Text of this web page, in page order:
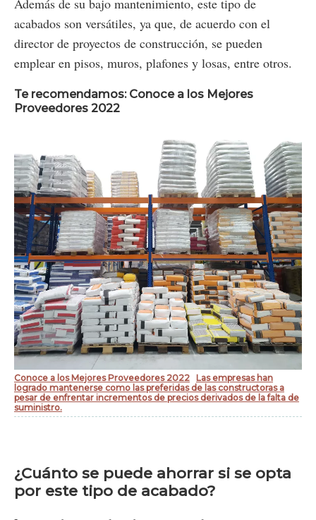
acabados son versátiles, ya que, de acuerdo con el
director de proyectos de construcción, se pueden
emplear en pisos, muros, plafones y losas, entre otros.
Te recomendamos: Conoce a los Mejores
Proveedores 2022
Conoce a los Mejores Proveedores 2022 Las empresas han
logrado mantenerse como las preferidas de las constructoras a
pesar de enfrentar incrementos de precios derivados de la falta de
suministro.
¿Cuánto se puede ahorrar si se opta
por este tipo de acabado?